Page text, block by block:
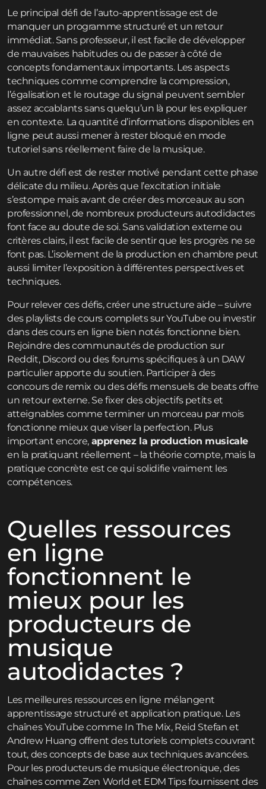
Le principal défi de l’auto-apprentissage est de
manquer un programme structuré et un retour
immédiat. Sans professeur, il est facile de développer
de mauvaises habitudes ou de passer à côté de
concepts fondamentaux importants. Les aspects
techniques comme comprendre la compression,
l’égalisation et le routage du signal peuvent sembler
assez accablants sans quelqu’un là pour les expliquer
en contexte. La quantité d’informations disponibles en
ligne peut aussi mener à rester bloqué en mode
tutoriel sans réellement faire de la musique.
Un autre défi est de rester motivé pendant cette phase
délicate du milieu. Après que l’excitation initiale
s’estompe mais avant de créer des morceaux au son
professionnel, de nombreux producteurs autodidactes
font face au doute de soi. Sans validation externe ou
critères clairs, il est facile de sentir que les progrès ne se
font pas. L’isolement de la production en chambre peut
aussi limiter l’exposition à différentes perspectives et
techniques.
Pour relever ces défis, créer une structure aide – suivre
des playlists de cours complets sur YouTube ou investir
dans des cours en ligne bien notés fonctionne bien.
Rejoindre des communautés de production sur
Reddit, Discord ou des forums spécifiques à un DAW
particulier apporte du soutien. Participer à des
concours de remix ou des défis mensuels de beats offre
un retour externe. Se fixer des objectifs petits et
atteignables comme terminer un morceau par mois
fonctionne mieux que viser la perfection. Plus
important encore, apprenez la production musicale
en la pratiquant réellement – la théorie compte, mais la
pratique concrète est ce qui solidifie vraiment les
compétences.
Quelles ressources
en ligne
fonctionnent le
mieux pour les
producteurs de
musique
autodidactes ?
Les meilleures ressources en ligne mélangent
apprentissage structuré et application pratique. Les
chaînes YouTube comme In The Mix, Reid Stefan et
Andrew Huang offrent des tutoriels complets couvrant
tout, des concepts de base aux techniques avancées.
Pour les producteurs de musique électronique, des
chaînes comme Zen World et EDM Tips fournissent des